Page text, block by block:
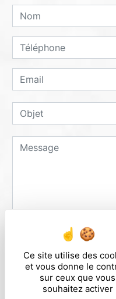
Ce site utilise des
et vous donne le
sur ceux que vous
souhaitez activer
En cochant cette
particulières ci-